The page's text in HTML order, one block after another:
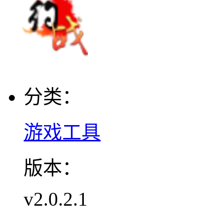
分类：
游戏工具
版本：
v2.0.2.1